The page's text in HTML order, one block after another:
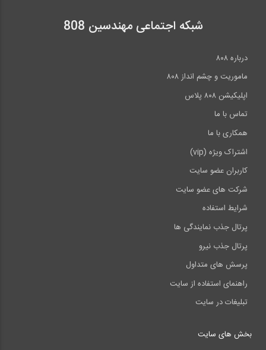
شبکه اجتماعی مهندسین 808
درباره ۸۰۸
ماموریت و چشم انداز ۸۰۸
اپلیکیشن ۸۰۸ پلاس
تماس با ما
همکاری با ما
اشتراک ویژه (vip)
کاربران عضو سایت
شرکت های عضو سایت
شرایط استفاده
پرتال جذب نمایندگی ها
پرتال جذب نیرو
پرسش های متداول
راهنمای استفاده از سایت
تبلیغات در سایت
بخش های سایت